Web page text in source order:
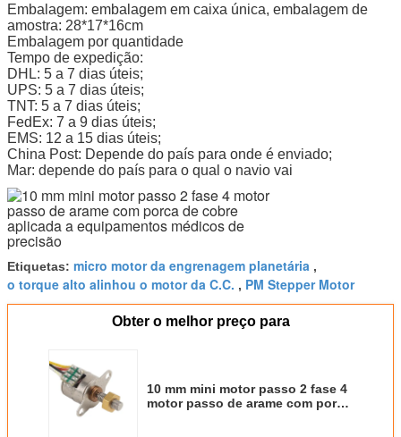
Embalagem: embalagem em caixa única, embalagem de
amostra: 28*17*16cm
Embalagem por quantidade
Tempo de expedição:
DHL: 5 a 7 dias úteis;
UPS: 5 a 7 dias úteis;
TNT: 5 a 7 dias úteis;
FedEx: 7 a 9 dias úteis;
EMS: 12 a 15 dias úteis;
China Post: Depende do país para onde é enviado;
Mar: depende do país para o qual o navio vai
Etiquetas: micro motor da engrenagem planetária ,
o torque alto alinhou o motor da C.C. , PM Stepper Motor
Obter o melhor preço para
10 mm mini motor passo 2 fase 4
motor passo de arame com porca